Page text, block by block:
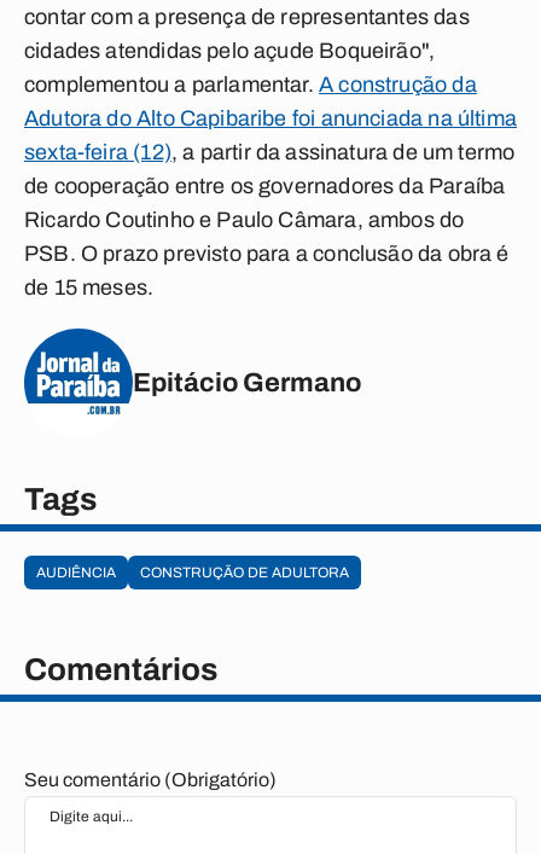
contar com a presença de representantes das
cidades atendidas pelo açude Boqueirão",
complementou a parlamentar.A construção da
Adutora do Alto Capibaribe foi anunciada na última
sexta-feira (12), a partir da assinatura de um termo
de cooperação entre os governadores da Paraíba
Ricardo Coutinho e Paulo Câmara, ambos do
PSB. O prazo previsto para a conclusão da obra é
de 15 meses.
Epitácio Germano
Tags
AUDIÊNCIA CONSTRUÇÃO DE ADULTORA
Comentários
Seu comentário (Obrigatório)